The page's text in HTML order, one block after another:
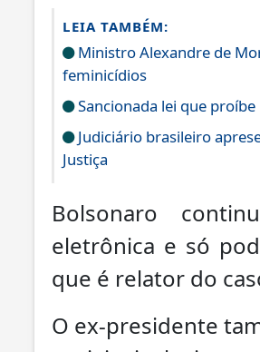
LEIA TAMBÉM:
Ministro Alexandre de
feminicídios
Sancionada lei que
Judiciário brasileiro
Justiça
Bolsonaro
eletrônica e só
que é relator do
O ex-presidente